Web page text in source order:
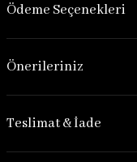
Ödeme Seçenekleri
Önerileriniz
Teslimat & İade